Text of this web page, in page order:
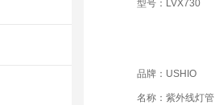
型号：LVX730
品牌：USHIO
名称：紫外线灯管